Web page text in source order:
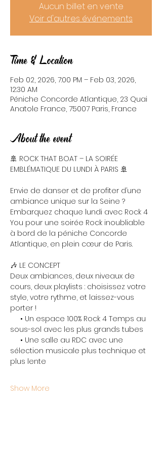
Aucun billet en vente
Voir d'autres événements
Time & Location
Feb 02, 2026, 7:00 PM – Feb 03, 2026,
12:30 AM
Péniche Concorde Atlantique, 23 Quai
Anatole France, 75007 Paris, France
About the event
🚢 ROCK THAT BOAT – LA SOIRÉE
EMBLÉMATIQUE DU LUNDI À PARIS 🚢
Envie de danser et de profiter d’une
ambiance unique sur la Seine ?
Embarquez chaque lundi avec Rock 4
You pour une soirée Rock inoubliable
à bord de la péniche Concorde
Atlantique, en plein cœur de Paris.
🎶 LE CONCEPT
Deux ambiances, deux niveaux de
cours, deux playlists : choisissez votre
style, votre rythme, et laissez-vous
porter !
• Un espace 100% Rock 4 Temps au
sous-sol avec les plus grands tubes
• Une salle au RDC avec une
sélection musicale plus technique et
plus lente
Show More